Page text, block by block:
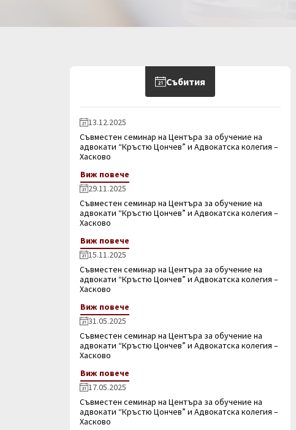
Събития
13.12.2025
Съвместен семинар на Центъра за обучение на
адвокати “Кръстю Цончев” и Адвокатска колегия –
Хасково
Виж повече
29.11.2025
Съвместен семинар на Центъра за обучение на
адвокати “Кръстю Цончев” и Адвокатска колегия –
Хасково
Виж повече
15.11.2025
Съвместен семинар на Центъра за обучение на
адвокати “Кръстю Цончев” и Адвокатска колегия –
Хасково
Виж повече
31.05.2025
Съвместен семинар на Центъра за обучение на
адвокати “Кръстю Цончев” и Адвокатска колегия –
Хасково
Виж повече
17.05.2025
Съвместен семинар на Центъра за обучение на
адвокати “Кръстю Цончев” и Адвокатска колегия –
Хасково